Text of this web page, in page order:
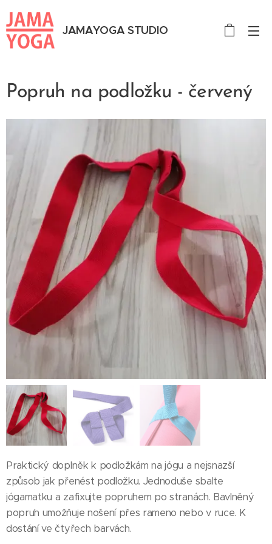
JAMAYOGA STUDIO
Popruh na podložku - červený
Praktický doplněk k podložkám na jógu a nejsnazší
způsob jak přenést podložku. Jednoduše sbalte
jógamatku a zafixujte popruhem po stranách. Bavlněný
popruh umožňuje nošení přes rameno nebo v ruce. K
dostání ve čtyřech barvách.